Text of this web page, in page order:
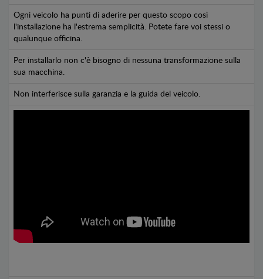
Ogni veicolo ha punti di aderire per questo scopo così
l'installazione ha l'estrema semplicità. Potete fare voi stessi o
qualunque officina.
Per installarlo non c'è bisogno di nessuna transformazione sulla
sua macchina.
Non interferisce sulla garanzia e la guida del veicolo.